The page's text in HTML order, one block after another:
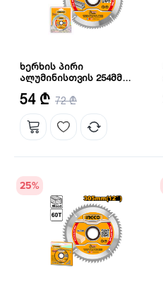
ხერხის პირი
ალუმინისთვის 254მმ
ზომა: 254 მმ
შიდა გულის დიამეტრი: 30 მმ
54 ₾ 72 ₾
25%